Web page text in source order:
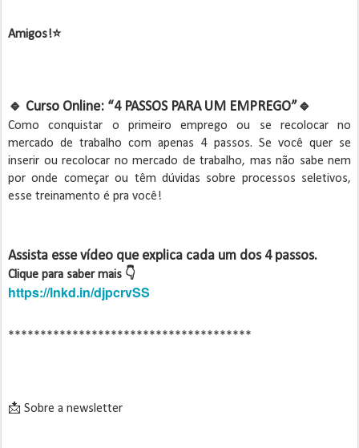
Amigos!⭐️
🔹 Curso Online: “4 PASSOS PARA UM EMPREGO”🔹
Como conquistar o primeiro emprego ou se recolocar no
mercado de trabalho com apenas 4 passos. Se você quer se
inserir ou recolocar no mercado de trabalho, mas não sabe nem
por onde começar ou têm dúvidas sobre processos seletivos,
esse treinamento é pra você!
Assista esse vídeo que explica cada um dos 4 passos.
Clique para saber mais 👇
https://lnkd.in/djpcrvSS
**************************************
📩 Sobre a newsletter